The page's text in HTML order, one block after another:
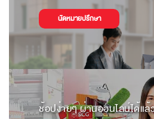
นัดหมายปรึกษา
ช้อปง่ายๆ ผ่านออนไลน์ได้แ